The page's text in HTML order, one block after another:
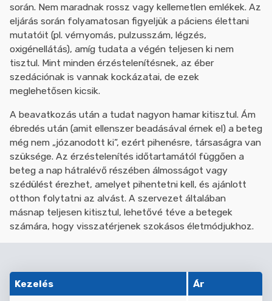
során. Nem maradnak rossz vagy kellemetlen emlékek. Az
eljárás során folyamatosan figyeljük a páciens élettani
mutatóit (pl. vérnyomás, pulzusszám, légzés,
oxigénellátás), amíg tudata a végén teljesen ki nem
tisztul. Mint minden érzéstelenítésnek, az éber
szedációnak is vannak kockázatai, de ezek
meglehetősen kicsik.
A beavatkozás után a tudat nagyon hamar kitisztul. Ám
ébredés után (amit ellenszer beadásával érnek el) a beteg
még nem „józanodott ki”, ezért pihenésre, társaságra van
szüksége. Az érzéstelenítés időtartamától függően a
beteg a nap hátralévő részében álmosságot vagy
szédülést érezhet, amelyet pihentetni kell, és ajánlott
otthon folytatni az alvást. A szervezet általában
másnap teljesen kitisztul, lehetővé téve a betegek
számára, hogy visszatérjenek szokásos életmódjukhoz.
Kezelés Ár